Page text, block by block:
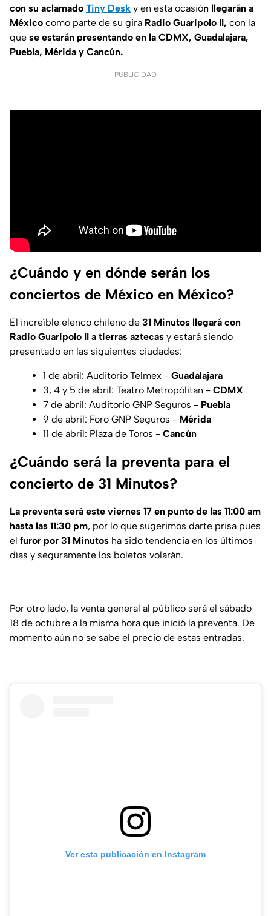
con su aclamado Tiny Desk y en esta ocasión llegarán a
México como parte de su gira Radio Guaripolo II, con la
que se estarán presentando en la CDMX, Guadalajara,
Puebla, Mérida y Cancún.
PUBLICIDAD
¿Cuándo y en dónde serán los
conciertos de México en México?
El increíble elenco chileno de 31 Minutos llegará con
Radio Guaripolo II a tierras aztecas y estará siendo
presentado en las siguientes ciudades:
1 de abril: Auditorio Telmex - Guadalajara
3, 4 y 5 de abril: Teatro Metropólitan - CDMX
7 de abril: Auditorio GNP Seguros - Puebla
9 de abril: Foro GNP Seguros - Mérida
11 de abril: Plaza de Toros - Cancún
¿Cuándo será la preventa para el
concierto de 31 Minutos?
La preventa será este viernes 17 en punto de las 11:00 am
hasta las 11:30 pm, por lo que sugerimos darte prisa pues
el furor por 31 Minutos ha sido tendencia en los últimos
días y seguramente los boletos volarán.
Por otro lado, la venta general al público será el sábado
18 de octubre a la misma hora que inició la preventa. De
momento aún no se sabe el precio de estas entradas.
Ver esta publicación en Instagram